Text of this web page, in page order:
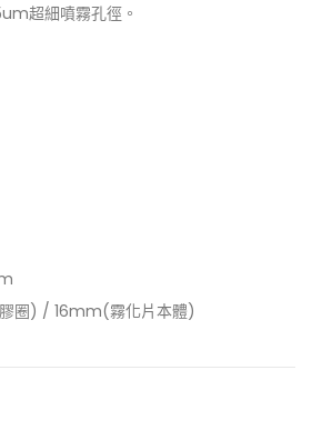
超細噴霧孔徑。
圈) / 16mm(霧化片本體)